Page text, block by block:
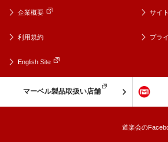
企業概要 サイ
利用規約 プラ
English Site
マーベル製品取扱い店舗
道楽会の